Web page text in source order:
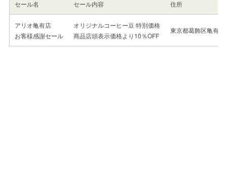
セール名 セール内容 住所
アリオ亀有店
お客様感謝セール
オリジナルコーヒー豆 特別価格
商品店頭表示価格より10％OFF
東京都葛飾区亀有